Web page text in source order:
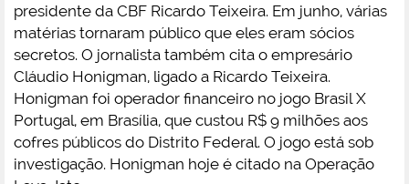
presidente da CBF Ricardo Teixeira. Em junho, várias
matérias tornaram público que eles eram sócios
secretos. O jornalista também cita o empresário
Cláudio Honigman, ligado a Ricardo Teixeira.
Honigman foi operador financeiro no jogo Brasil X
Portugal, em Brasília, que custou R$ 9 milhões aos
cofres públicos do Distrito Federal. O jogo está sob
investigação. Honigman hoje é citado na Operação